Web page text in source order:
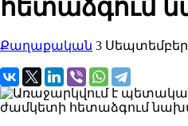
հետաձգում
Քաղաքական 3 Սեպտեմբեր,